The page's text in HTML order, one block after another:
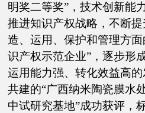
明奖二等奖”，技术创新能
推进知识产权战略，不断
造、运用、保护和管理方
识产权示范企业”，逐步形
运用能力强、转化效益高
共建的“广西纳米陶瓷膜水
中试研究基地”成功获评，